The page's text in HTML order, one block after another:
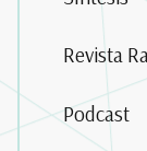
Revista
Podcast